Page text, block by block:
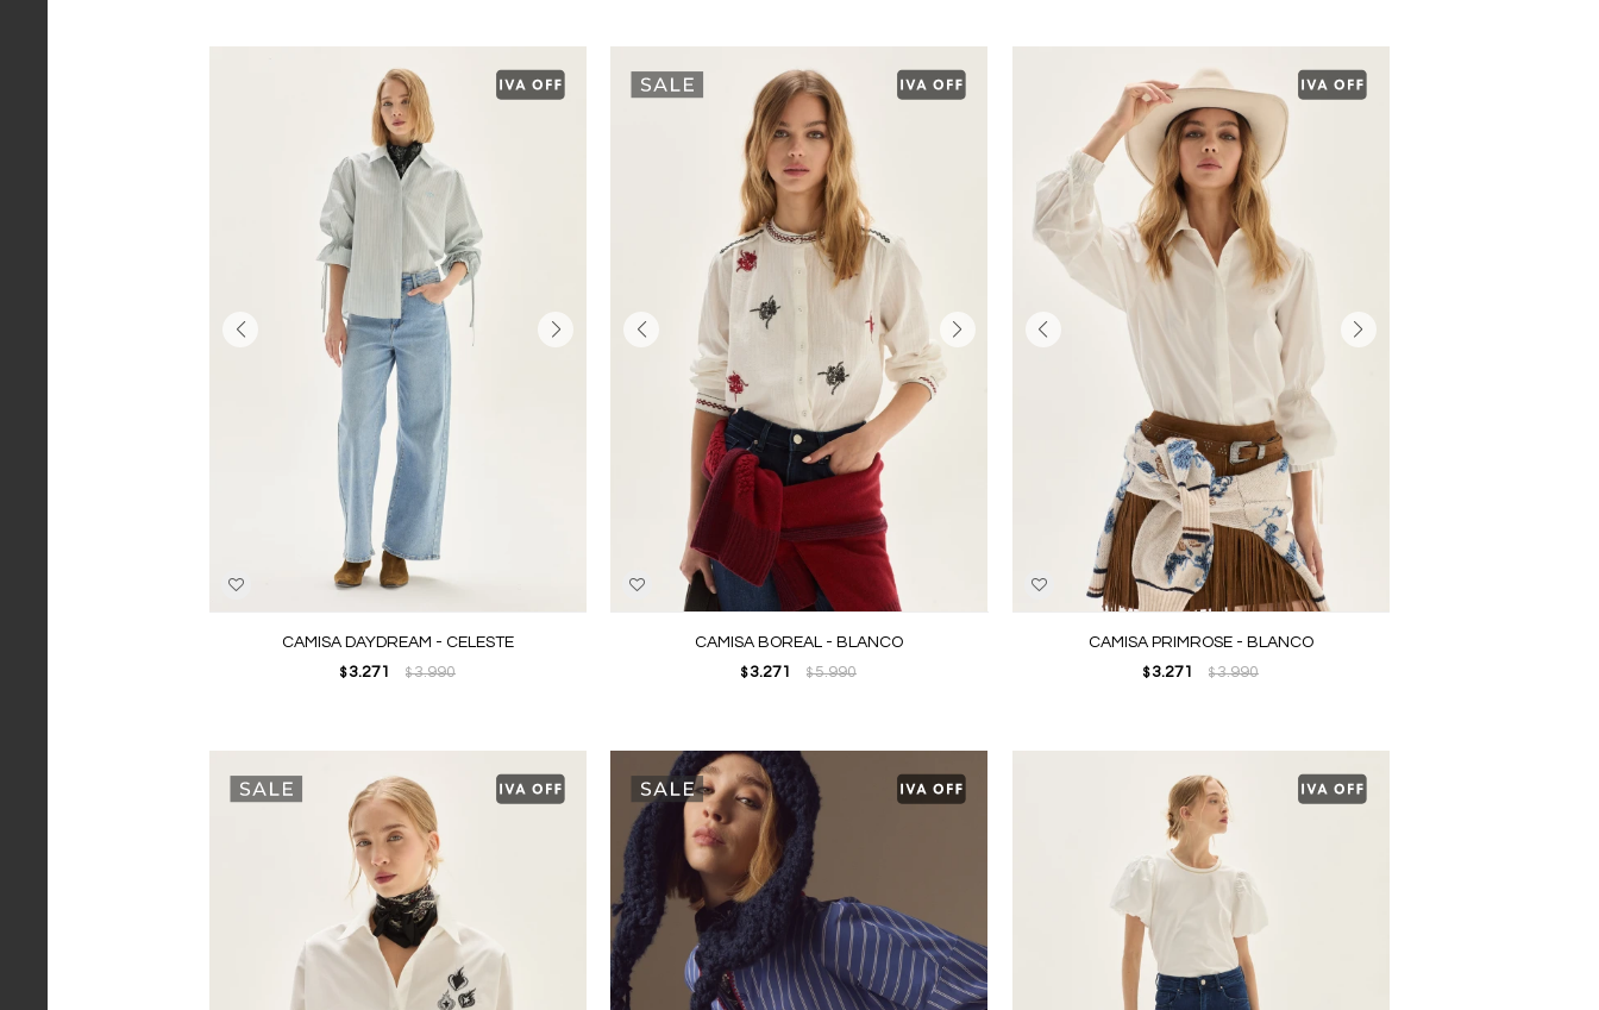
CAMISA DAYDREAM - CELESTE
$3.271 $3.990
CAMISA BOREAL - BLANCO
$3.271 $5.990
CAMISA PRIMROSE - BLANCO
$ 3.271 $3.990